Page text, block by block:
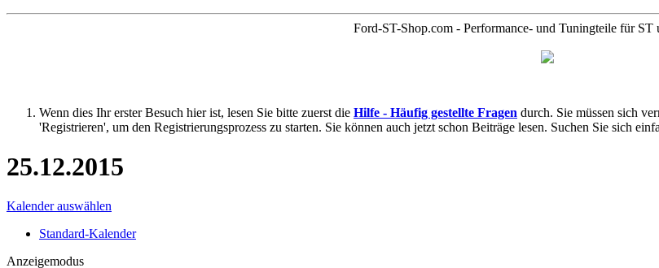
Ford-ST-Shop.com - Performance- und Tuningteile für ST
Wenn dies Ihr erster Besuch hier ist, lesen Sie bitte zuerst die Hilfe - Häufig gestellte Fragen durch. Sie müssen sich
'Registrieren', um den Registrierungsprozess zu starten. Sie können auch jetzt schon Beiträge lesen. Suchen Sie sich
25.12.2015
Kalender auswählen
Standard-Kalender
Anzeigemodus